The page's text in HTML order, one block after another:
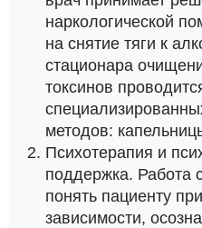
наркологической
на снятие тяги к
стационара
токсинов
методов:
Психотерапия и
поддержка. Работа
понять пациенту
зависимости,